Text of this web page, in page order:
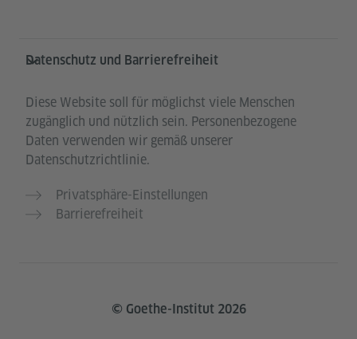
Datenschutz und Barrierefreiheit
Diese Website soll für möglichst viele Menschen
zugänglich und nützlich sein. Personenbezogene
Daten verwenden wir gemäß unserer
Datenschutzrichtlinie.
Privatsphäre-Einstellungen
Barrierefreiheit
© Goethe-Institut 2026